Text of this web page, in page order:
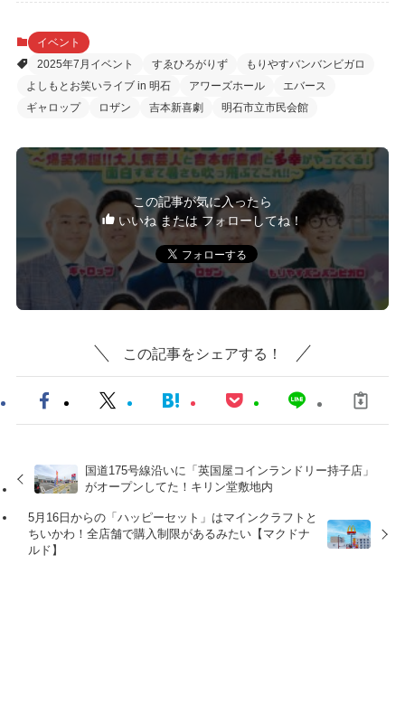
イベント
2025年7月イベント
すゑひろがりず
もりやすバンバンビガロ
よしもとお笑いライブ in 明石
アワーズホール
エバース
ギャロップ
ロザン 吉本新喜劇 明石市立市民会館
この記事が気に入ったら
いいね または フォローしてね！
この記事をシェアする！
国道175号線沿いに「英国屋コインランドリー持子店」
がオープンしてた！キリン堂敷地内
5月16日からの「ハッピーセット」はマインクラフトと
ちいかわ！全店舗で購入制限があるみたい【マクドナ
ルド】